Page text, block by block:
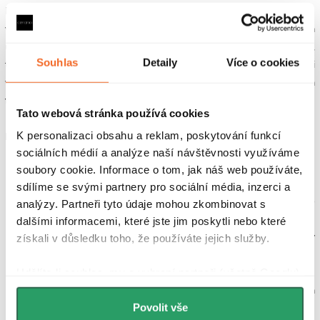
Souhlas Detaily Více o cookies
Tato webová stránka používá cookies
K personalizaci obsahu a reklam, poskytování funkcí
sociálních médií a analýze naší návštěvnosti využíváme
soubory cookie. Informace o tom, jak náš web používáte,
sdílíme se svými partnery pro sociální média, inzerci a
analýzy. Partneři tyto údaje mohou zkombinovat s
dalšími informacemi, které jste jim poskytli nebo které
získali v důsledku toho, že používáte jejich služby.
můžeme používat cookies pro analytiku a
personalizovanou reklamu. Jak Google zpracovává
Povolit vše
Nepropouští vodu a jiné tekutiny, které se nedostávají do povrchu
vaničky, kde by mohlo docházet k výskytu mikroorganismů, plísní a
usazování nečistot. Povrch je velmi odolný vůči změnám teploty,
tudíž vám vanička bude sloužit po dobu mnoha let bez nutnosti
výměny.Povrch je protiskluzový, což je jedním z nejdůležitějších
faktorů při výběru vaniček.
Možnosti instalace:
pozice: pravá i levá
usazení na podlahu: položení přímo na zem a sifon zapustit do
podlahy + fixace pomocí silikonu přímo na podlahu
zapuštění do podlahy: zapuštění vaničky a sifonu do podlahy v
na podezdívku: na připravenou podezdívku umístěte vaničku a
upevněte dle instalačních pokynů